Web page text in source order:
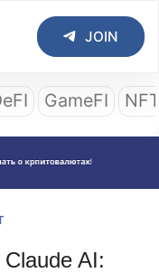
JOIN
GameFI
AI: